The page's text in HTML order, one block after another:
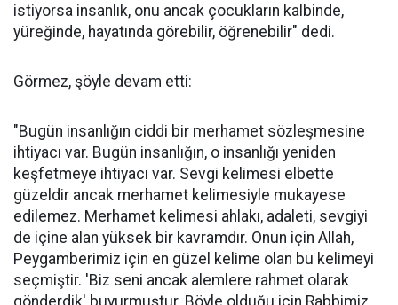
istiyorsa insanlık, onu ancak çocukların kalbinde,
yüreğinde, hayatında görebilir, öğrenebilir" dedi.
Görmez, şöyle devam etti:
"Bugün insanlığın ciddi bir merhamet sözleşmesine
ihtiyacı var. Bugün insanlığın, o insanlığı yeniden
keşfetmeye ihtiyacı var. Sevgi kelimesi elbette
güzeldir ancak merhamet kelimesiyle mukayese
edilemez. Merhamet kelimesi ahlakı, adaleti, sevgiyi
de içine alan yüksek bir kavramdır. Onun için Allah,
Peygamberimiz için en güzel kelime olan bu kelimeyi
seçmiştir. 'Biz seni ancak alemlere rahmet olarak
gönderdik' buyurmuştur. Böyle olduğu için Rabbimiz